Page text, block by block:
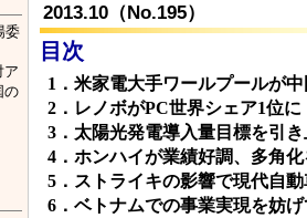
委
ア
の
2013.10（No.195）
目次
1．米家電大手ワールプールが
2．レノボがPC世界シェア1位に
3．太陽光発電導入量目標を引
4．ホンハイが業績好調、多角
5．ストライキの影響で現代自
6．ベトナムでの事業実現を妨